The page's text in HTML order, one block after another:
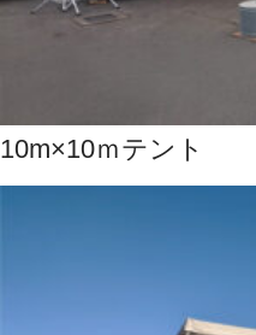
10m×10ｍテント